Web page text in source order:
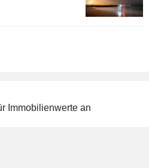
Immobilienwerte an